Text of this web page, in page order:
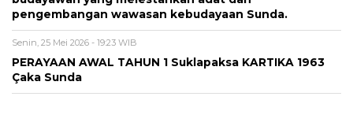
pengembangan wawasan kebudayaan Sunda.
Senin, 25 Mei 2026 - 19:23 WIB
PERAYAAN AWAL TAHUN 1 Suklapaksa KARTIKA 1963
Çaka Sunda